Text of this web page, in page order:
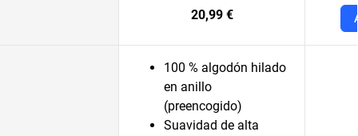
20,99 €
100 % algodón hilado
en anillo
(preencogido)
Suavidad de alta